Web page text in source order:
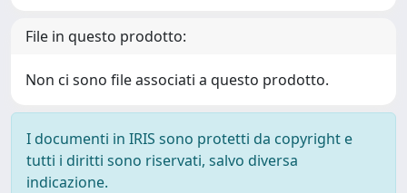
File in questo prodotto:
Non ci sono file associati a questo prodotto.
I documenti in IRIS sono protetti da copyright e
tutti i diritti sono riservati, salvo diversa
indicazione.